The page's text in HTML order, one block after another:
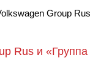
Group
Rus и